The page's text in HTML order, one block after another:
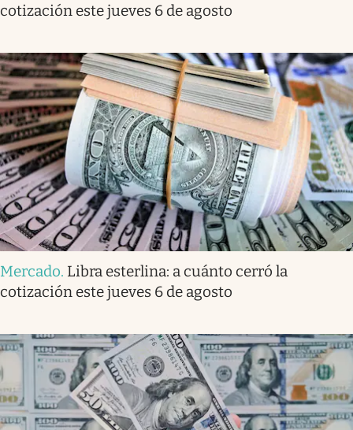
cotización este jueves 6 de agosto
Mercado. Libra esterlina: a cuánto cerró la
cotización este jueves 6 de agosto